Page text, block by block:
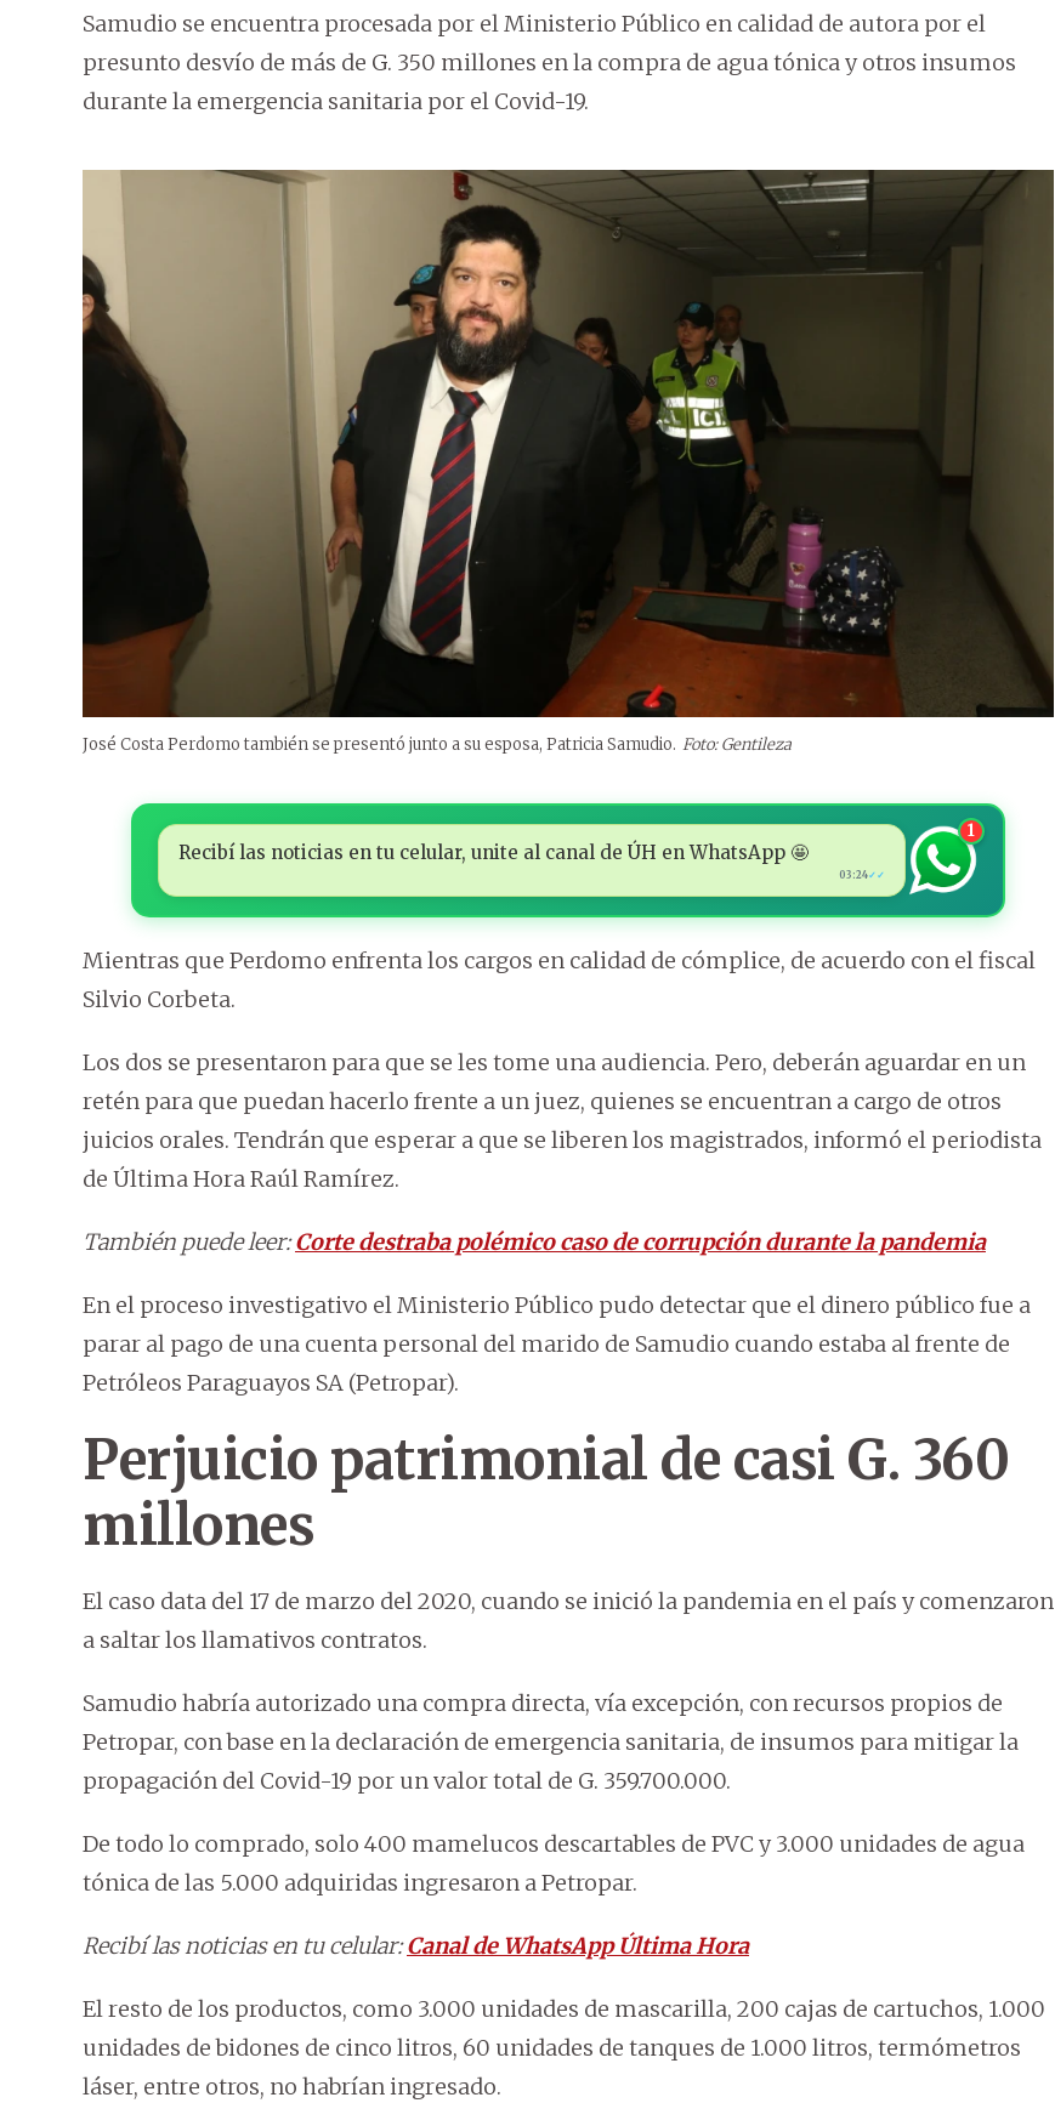
Samudio se encuentra procesada por el Ministerio Público en calidad de autora por el
presunto desvío de más de G. 350 millones en la compra de agua tónica y otros insumos
durante la emergencia sanitaria por el Covid-19.
José Costa Perdomo también se presentó junto a su esposa, Patricia Samudio. Foto: Gentileza
Recibí las noticias en tu celular, unite al canal de ÚH en WhatsApp 🤩
03:24✓✓
1
Mientras que Perdomo enfrenta los cargos en calidad de cómplice, de acuerdo con el fiscal
Silvio Corbeta.
Los dos se presentaron para que se les tome una audiencia. Pero, deberán aguardar en un
retén para que puedan hacerlo frente a un juez, quienes se encuentran a cargo de otros
juicios orales. Tendrán que esperar a que se liberen los magistrados, informó el periodista
de Última Hora Raúl Ramírez.
También puede leer:Corte destraba polémico caso de corrupción durante la pandemia
En el proceso investigativo el Ministerio Público pudo detectar que el dinero público fue a
parar al pago de una cuenta personal del marido de Samudio cuando estaba al frente de
Petróleos Paraguayos SA (Petropar).
Perjuicio patrimonial de casi G. 360
millones
El caso data del 17 de marzo del 2020, cuando se inició la pandemia en el país y comenzaron
a saltar los llamativos contratos.
Samudio habría autorizado una compra directa, vía excepción, con recursos propios de
Petropar, con base en la declaración de emergencia sanitaria, de insumos para mitigar la
propagación del Covid-19 por un valor total de G. 359.700.000.
De todo lo comprado, solo 400 mamelucos descartables de PVC y 3.000 unidades de agua
tónica de las 5.000 adquiridas ingresaron a Petropar.
Recibí las noticias en tu celular:Canal de WhatsApp Última Hora
El resto de los productos, como 3.000 unidades de mascarilla, 200 cajas de cartuchos, 1.000
unidades de bidones de cinco litros, 60 unidades de tanques de 1.000 litros, termómetros
láser, entre otros, no habrían ingresado.